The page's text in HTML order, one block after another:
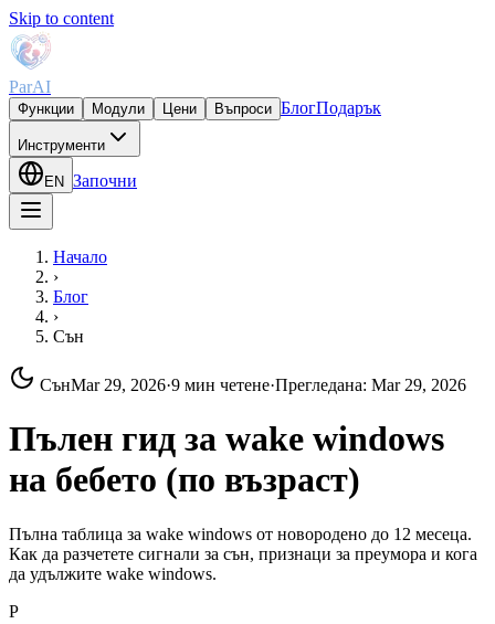
Skip to content
ParAI
Функции Модули Цени Въпроси БлогПодарък
Инструменти
EN Започни
Начало
›
Блог
›
Сън
СънMar 29, 2026·9 мин четене·Прегледана: Mar 29, 2026
Пълен гид за wake windows
на бебето (по възраст)
Пълна таблица за wake windows от новородено до 12 месеца.
Как да разчетете сигнали за сън, признаци за преумора и кога
да удължите wake windows.
P